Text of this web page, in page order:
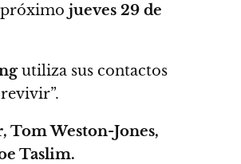
próximo jueves 29 de
utiliza sus contactos
Tom Weston-Jones,
Taslim.